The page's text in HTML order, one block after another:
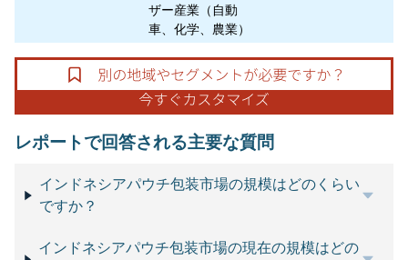
ザー産業（自動
車、化学、農業）
レポートで回答される主要な質問
インドネシアパウチ包装市場の規模はどのくらい
ですか？
インドネシアパウチ包装市場の現在の規模はどの